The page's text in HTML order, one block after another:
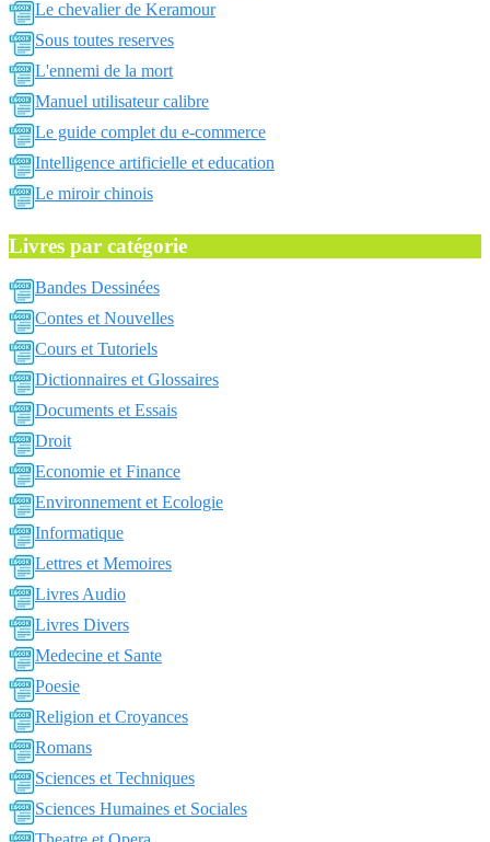
Le chevalier de Keramour
Sous toutes reserves
L'ennemi de la mort
Manuel utilisateur calibre
Le guide complet du e-commerce
Intelligence artificielle et education
Le miroir chinois
Livres par catégorie
Bandes Dessinées
Contes et Nouvelles
Cours et Tutoriels
Dictionnaires et Glossaires
Documents et Essais
Droit
Economie et Finance
Environnement et Ecologie
Informatique
Lettres et Memoires
Livres Audio
Livres Divers
Medecine et Sante
Poesie
Religion et Croyances
Romans
Sciences et Techniques
Sciences Humaines et Sociales